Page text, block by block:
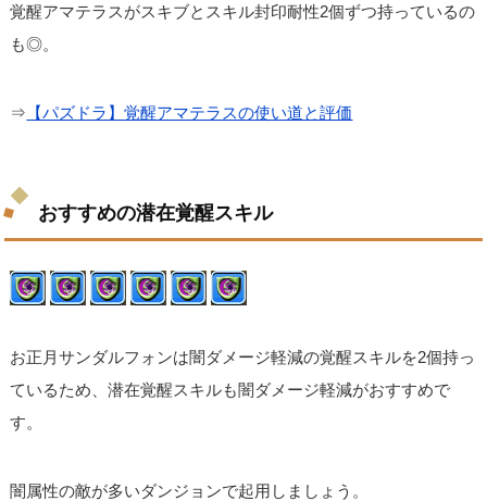
覚醒アマテラスがスキブとスキル封印耐性2個ずつ持っているの
も◎。
⇒ 【パズドラ】覚醒アマテラスの使い道と評価
おすすめの潜在覚醒スキル
お正月サンダルフォンは闇ダメージ軽減の覚醒スキルを2個持っ
ているため、潜在覚醒スキルも闇ダメージ軽減がおすすめで
す。
闇属性の敵が多いダンジョンで起用しましょう。